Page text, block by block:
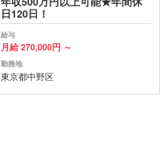
日120日！
給与
月給 270,000円 ～
勤務地
東京都中野区